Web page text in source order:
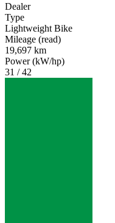
Dealer
Type
Lightweight Bike
Mileage (read)
19,697 km
Power (kW/hp)
31 / 42